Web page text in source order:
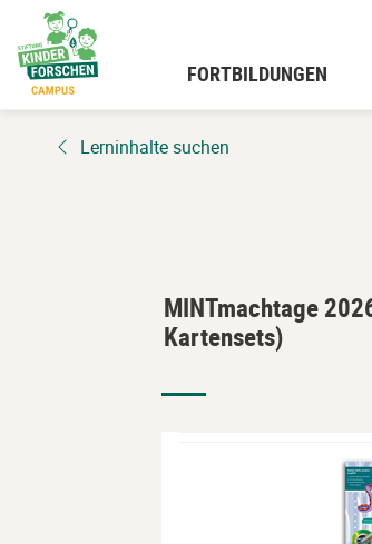
Hauptinhalt
wechseln
FORTBILDUNGEN
Lerninhalte suchen
MINTmachtage
Kartensets)